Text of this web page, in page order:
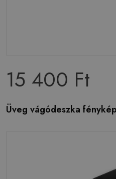
15 400 Ft
Üveg vágódeszka